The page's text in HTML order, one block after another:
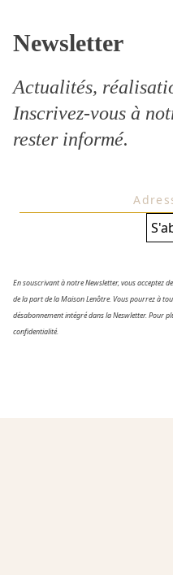
Newsletter
Actualités,
Inscrivez-vous à
rester informé.
En souscrivant à notre Newsletter, vous acceptez
de la part de la Maison Lenôtre. Vous pourrez à
désabonnement intégré dans la Neswletter. Pour
confidentialité.